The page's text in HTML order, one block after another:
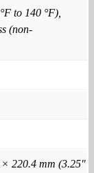
to 140 °F),
(non-
220.4 mm (3.25"